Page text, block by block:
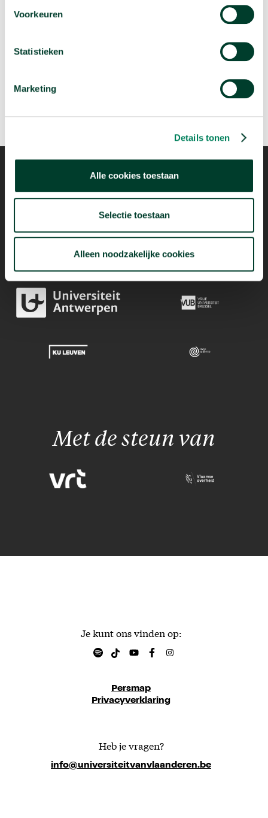
Voorkeuren
Statistieken
Marketing
Details tonen
Alle cookies toestaan
Selectie toestaan
Alleen noodzakelijke cookies
Volgende podcast:
Beluister deze podcast arrow_forward
Mogelijk dankzij
Met de steun van
Je kunt ons vinden op:
Persmap
Privacyverklaring
Heb je vragen?
info@universiteitvanvlaanderen.be